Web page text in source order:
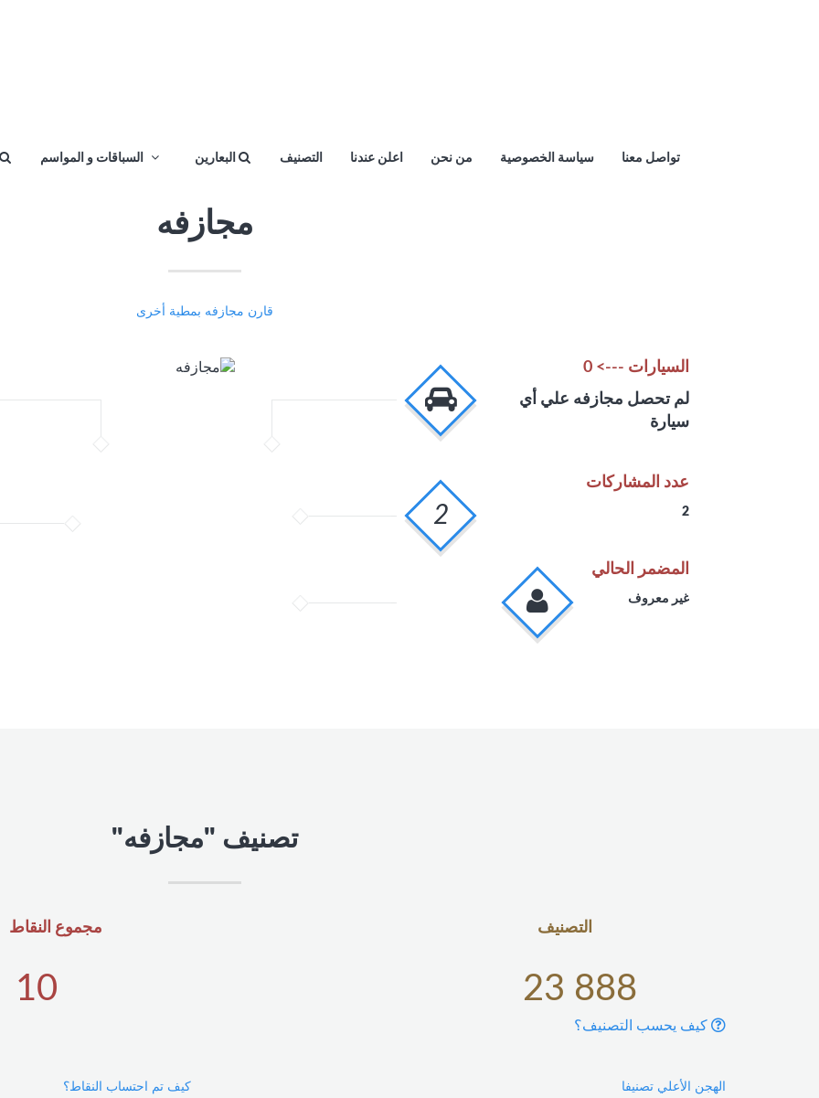
السباقات و المواسم البعارين التصنيف اعلن عندنا من نحن سياسة الخصوصية تواصل معنا
مجازفه
قارن مجازفه بمطية أخرى
السيارات ---> 0
لم تحصل مجازفه علي أي
سيارة
2
عدد المشاركات
2
المضمر الحالي
غير معروف
تصنيف "مجازفه"
مجموع النقاط
10
التصنيف
23 888
كيف يحسب التصنيف؟
كيف تم احتساب النقاط؟ الهجن الأعلي تصنيفا